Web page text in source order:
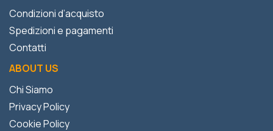
Condizioni d’acquisto
Spedizioni e pagamenti
Contatti
ABOUT US
Chi Siamo
Privacy Policy
Cookie Policy